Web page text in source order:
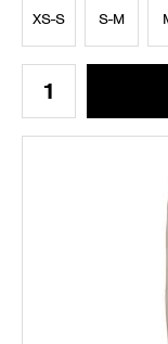
XS-S S-M